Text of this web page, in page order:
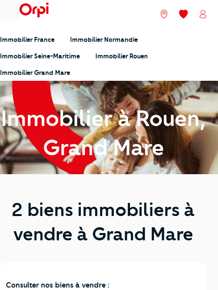
menu Nos agences
Mes
Immobilier France Immobilier Normandie
Immobilier Seine-Maritime Immobilier Rouen
Immobilier Grand Mare
Immobilier à Rouen,
Grand Mare
2 biens immobiliers à
vendre à Grand Mare
Consulter nos biens à vendre :